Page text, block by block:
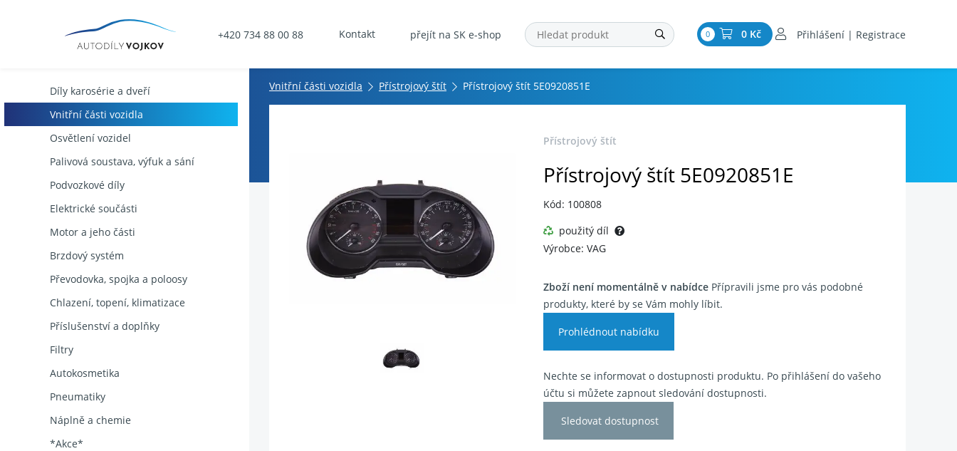
+420 734 88 00 88 Kontakt přejít na SK e-shop 0 0 Kč Přihlášení | Registrace
Díly karosérie a dveří
Vnitřní části vozidla
Osvětlení vozidel
Palivová soustava, výfuk a sání
Podvozkové díly
Elektrické součásti
Motor a jeho části
Brzdový systém
Převodovka, spojka a poloosy
Chlazení, topení, klimatizace
Příslušenství a doplňky
Filtry
Autokosmetika
Pneumatiky
Náplně a chemie
*Akce*
Vnitřní části vozidla Přístrojový štít Přístrojový štít 5E0920851E
Přístrojový štít
Přístrojový štít 5E0920851E
Kód: 100808
použitý díl
Výrobce: VAG
Zboží není momentálně v nabídcePřípravili jsme pro vás podobné
produkty, které by se Vám mohly líbit.
Prohlédnout nabídku
Nechte se informovat o dostupnosti produktu. Po přihlášení do vašeho
účtu si můžete zapnout sledování dostupnosti.
Sledovat dostupnost